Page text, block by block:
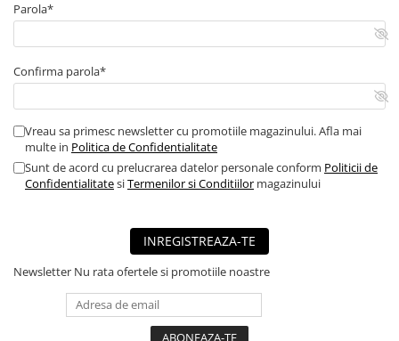
■ Intretinere auto
■ Electrice auto
■ Siguranta auto
■ Truse si scule de mana
■ Capace roti
■ Stergatoare auto
■ Consumabile service
■ Echipamente de ridicare
■ Produse sezoniere
Parola*
Confirma parola*
Vreau sa primesc newsletter cu promotiile magazinului. Afla mai
multe in Politica de Confidentialitate
Sunt de acord cu prelucrarea datelor personale conform Politicii de
ConfidentialitatesiTermenilor si Conditiilor magazinului
INREGISTREAZA-TE
Newsletter Nu rata ofertele si promotiile noastre